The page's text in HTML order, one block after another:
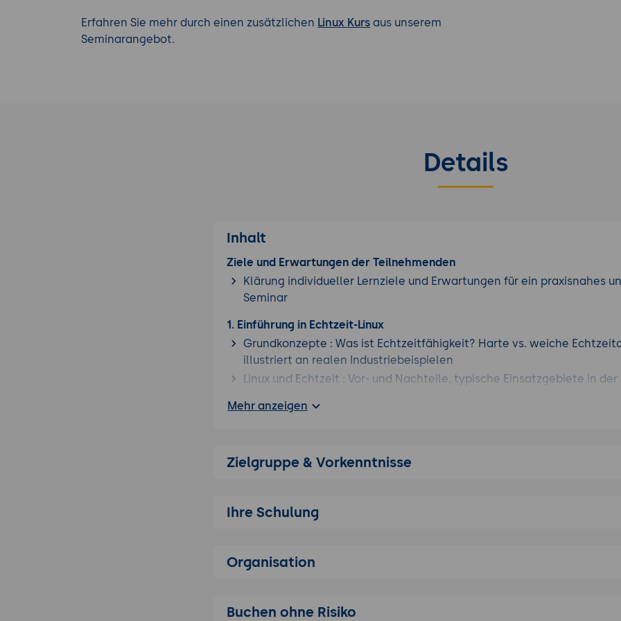
Erfahren Sie mehr durch einen zusätzlichen Linux Kurs aus unserem
Seminarangebot.
Details
Inhalt
Ziele und Erwartungen der Teilnehmenden
Klärung individueller Lernziele und Erwartungen für ein praxisnahes
Seminar
1. Einführung in Echtzeit-Linux
Grundkonzepte : Was ist Echtzeitfähigkeit? Harte vs. weiche
illustriert an realen Industriebeispielen
Linux und Echtzeit : Vor- und Nachteile, typische Einsatzgebiete in der
kurzen Überblick
3. Echtzeit-Fähigkeiten und Limitationen
latencytop)
Typische Latenzwerte : Erwartbare Werte für verschiedene Hardware-
Mehr anzeigen
Zielgruppe & Vorkenntnisse
Ihre Schulung
Organisation
Buchen ohne Risiko